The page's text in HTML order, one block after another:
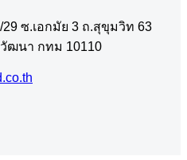
ซ.เอกมัย 3 ถ.สุขุมวิท 63
ฒนา กทม 10110